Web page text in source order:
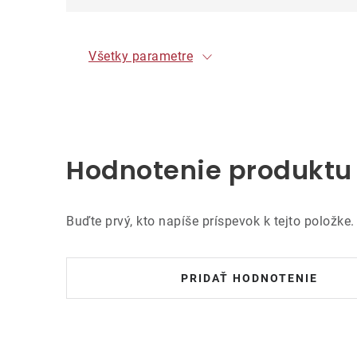
Všetky parametre
Hodnotenie
Buďte prvý, kto napíše príspevok k tejto položke.
PRIDAŤ HODNOTENIE